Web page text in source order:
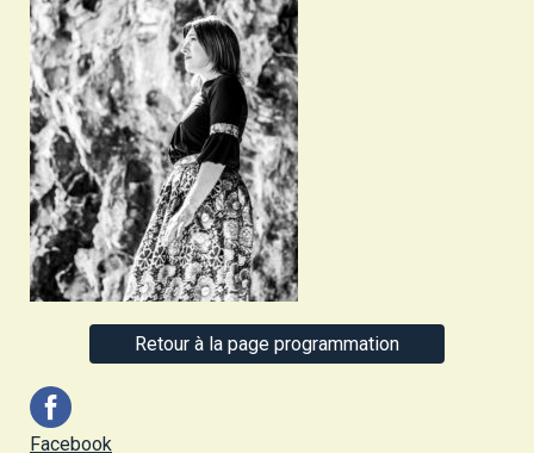
Retour à la page programmation
Facebook